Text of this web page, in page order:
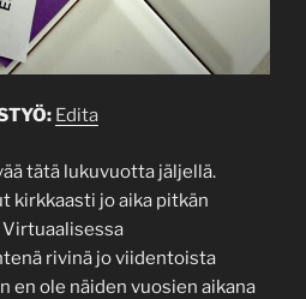
Edita
tätä lukuvuotta jäljellä.
kirkkaasti jo aika pitkän
rivinä jo viidentoista
en ole näiden vuosien aikana